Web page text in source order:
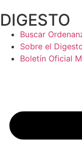
al
contenido
DIGESTO
Buscar
Sobre el
Boletín Oficial